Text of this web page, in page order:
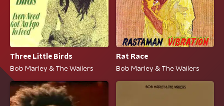
Three Little Birds
Bob Marley & The Wailers
Rat Race
Bob Marley & The Wailers